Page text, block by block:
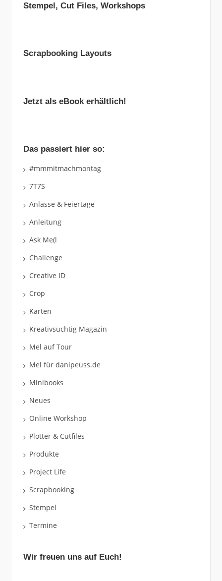
Stempel, Cut Files, Workshops
Scrapbooking Layouts
Jetzt als eBook erhältlich!
Das passiert hier so:
#mmmitmachmontag
7T7S
Anlässe & Feiertage
Anleitung
Ask Me(l
Challenge
Creative ID
Crop
Karten
Kreativsüchtig Magazin
Mel auf Tour
Mel für danipeuss.de
Minibooks
Neues
Online Workshop
Plotter & Cutfiles
Produkte
Project Life
Scrapbooking
Stempel
Termine
Wir freuen uns auf Euch!